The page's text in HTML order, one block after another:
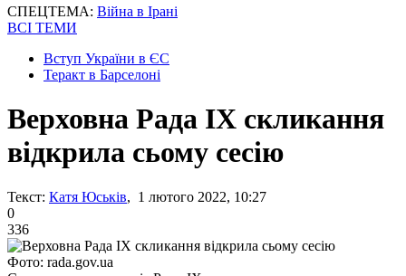
СПЕЦТЕМА: Війна в Ірані
ВСІ ТЕМИ
Вступ України в ЄС
Теракт в Барселоні
Верховна Рада IX скликання
відкрила сьому сесію
Текст: Катя Юськів, 1 лютого 2022, 10:27
0
336
Фото: rada.gov.ua